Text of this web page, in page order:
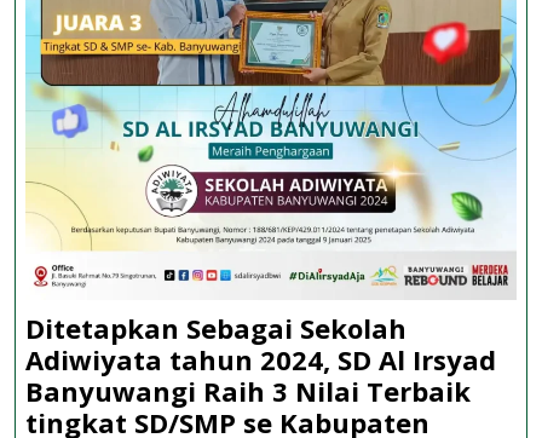
Ditetapkan Sebagai Sekolah
Adiwiyata tahun 2024, SD Al Irsyad
Banyuwangi Raih 3 Nilai Terbaik
tingkat SD/SMP se Kabupaten